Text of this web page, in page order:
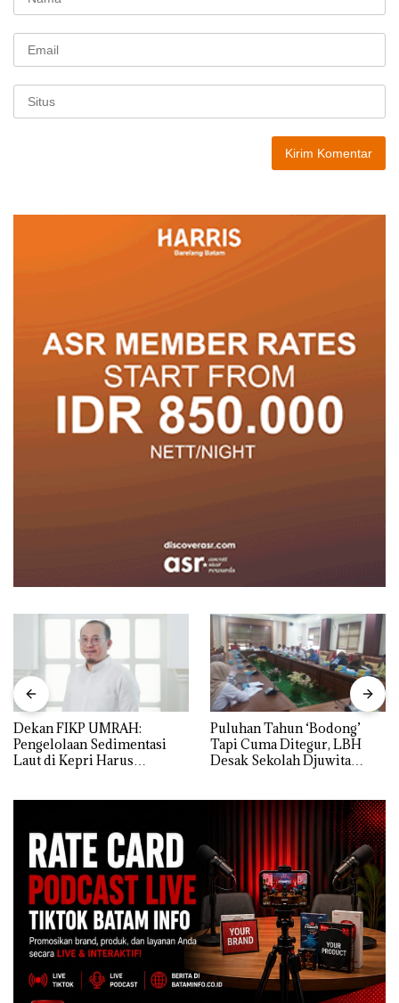
Dekan FIKP UMRAH:
Pengelolaan Sedimentasi
Laut di Kepri Harus
Puluhan Tahun ‘Bodong’
Tapi Cuma Ditegur, LBH
Desak Sekolah Djuwita